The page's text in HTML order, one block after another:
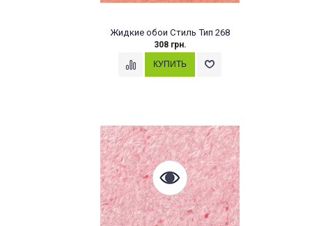
Жидкие обои Стиль Тип 268
308 грн.